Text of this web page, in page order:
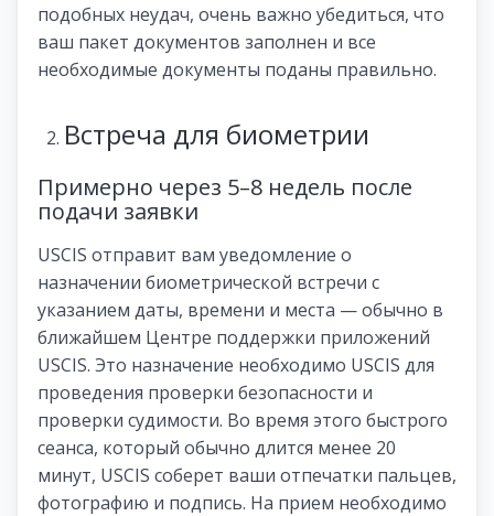
подобных неудач, очень важно убедиться, что
ваш пакет документов заполнен и все
необходимые документы поданы правильно.
Встреча для биометрии
Примерно через 5–8 недель после
подачи заявки
USCIS отправит вам уведомление о
назначении биометрической встречи с
указанием даты, времени и места — обычно в
ближайшем Центре поддержки приложений
USCIS. Это назначение необходимо USCIS для
проведения проверки безопасности и
проверки судимости. Во время этого быстрого
сеанса, который обычно длится менее 20
минут, USCIS соберет ваши отпечатки пальцев,
фотографию и подпись. На прием необходимо